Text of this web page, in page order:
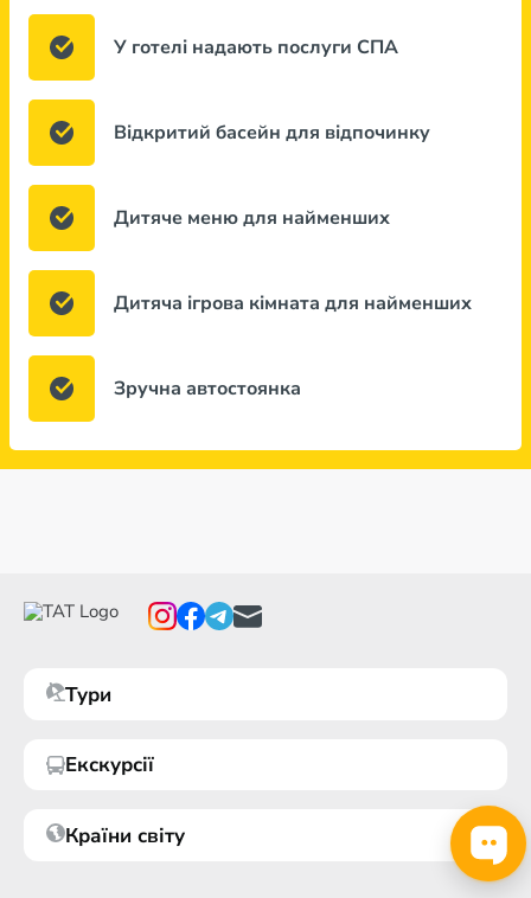
У готелі надають послуги СПА
Відкритий басейн для відпочинку
Дитяче меню для найменших
Дитяча ігрова кімната для найменших
Зручна автостоянка
Тури
Екскурсії
Країни світу